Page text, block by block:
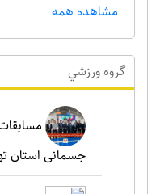
مشاهده همه
گروه ورزشي
جسمانی استان